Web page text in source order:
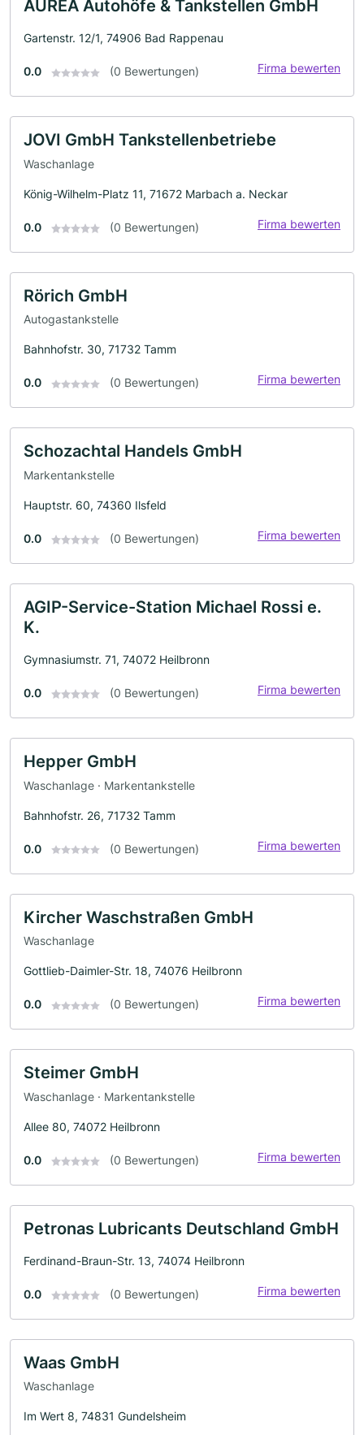
AUREA Autohöfe & Tankstellen GmbH
Gartenstr. 12/1, 74906 Bad Rappenau
0.0 (0 Bewertungen) Firma bewerten
JOVI GmbH Tankstellenbetriebe
Waschanlage
König-Wilhelm-Platz 11, 71672 Marbach a. Neckar
0.0 (0 Bewertungen) Firma bewerten
Rörich GmbH
Autogastankstelle
Bahnhofstr. 30, 71732 Tamm
0.0 (0 Bewertungen) Firma bewerten
Schozachtal Handels GmbH
Markentankstelle
Hauptstr. 60, 74360 Ilsfeld
0.0 (0 Bewertungen) Firma bewerten
AGIP-Service-Station Michael Rossi e.
K.
Gymnasiumstr. 71, 74072 Heilbronn
0.0 (0 Bewertungen) Firma bewerten
Hepper GmbH
Waschanlage · Markentankstelle
Bahnhofstr. 26, 71732 Tamm
0.0 (0 Bewertungen) Firma bewerten
Kircher Waschstraßen GmbH
Waschanlage
Gottlieb-Daimler-Str. 18, 74076 Heilbronn
0.0 (0 Bewertungen) Firma bewerten
Steimer GmbH
Waschanlage · Markentankstelle
Allee 80, 74072 Heilbronn
0.0 (0 Bewertungen) Firma bewerten
Petronas Lubricants Deutschland GmbH
Ferdinand-Braun-Str. 13, 74074 Heilbronn
0.0 (0 Bewertungen) Firma bewerten
Waas GmbH
Waschanlage
Im Wert 8, 74831 Gundelsheim